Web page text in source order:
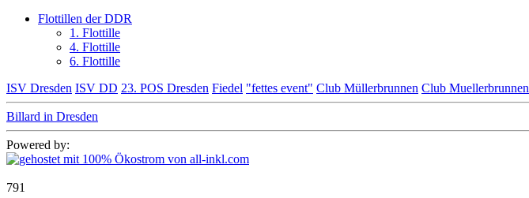
Flottillen der DDR
1. Flottille
4. Flottille
6. Flottille
ISV Dresden ISV DD 23. POS Dresden Fiedel "fettes event" Club Müllerbrunnen Club Muellerbrunnen
Billard in Dresden
Powered by:
791